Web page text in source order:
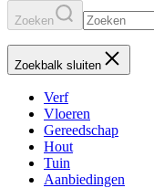
Zoeken
Zoekbalk sluiten
Verf
Vloeren
Gereedschap
Hout
Tuin
Aanbiedingen